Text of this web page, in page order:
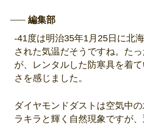
編集部
-41度は明治35年1月25日に北
された気温だそうですね。た
が、レンタルした防寒具を着
さを感じました。
ダイヤモンドダストは空気中
ラキラと輝く自然現象ですが